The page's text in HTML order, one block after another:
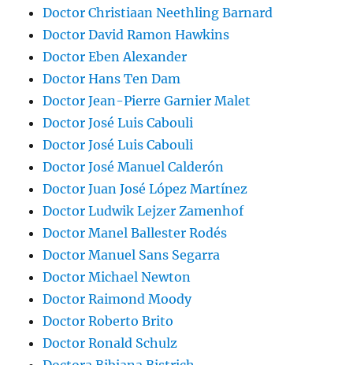
Doctor Christiaan Neethling Barnard
Doctor David Ramon Hawkins
Doctor Eben Alexander
Doctor Hans Ten Dam
Doctor Jean-Pierre Garnier Malet
Doctor José Luis Cabouli
Doctor José Luis Cabouli
Doctor José Manuel Calderón
Doctor Juan José López Martínez
Doctor Ludwik Lejzer Zamenhof
Doctor Manel Ballester Rodés
Doctor Manuel Sans Segarra
Doctor Michael Newton
Doctor Raimond Moody
Doctor Roberto Brito
Doctor Ronald Schulz